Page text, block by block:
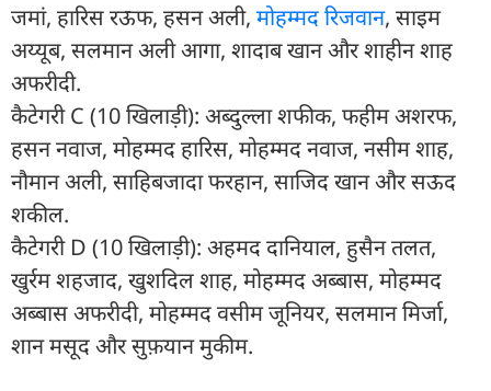
जमां, हारिस रऊफ, हसन अली, मोहम्मद रिजवान, साइम
अय्यूब, सलमान अली आगा, शादाब खान और शाहीन शाह
अफरीदी.
कैटेगरी C (10 खिलाड़ी): अब्दुल्ला शफीक, फहीम अशरफ,
हसन नवाज, मोहम्मद हारिस, मोहम्मद नवाज, नसीम शाह,
नौमान अली, साहिबजादा फरहान, साजिद खान और सऊद
शकील.
कैटेगरी D (10 खिलाड़ी): अहमद दानियाल, हुसैन तलत,
खुर्रम शहजाद, खुशदिल शाह, मोहम्मद अब्बास, मोहम्मद
अब्बास अफरीदी, मोहम्मद वसीम जूनियर, सलमान मिर्जा,
शान मसूद और सुफ़यान मुकीम.